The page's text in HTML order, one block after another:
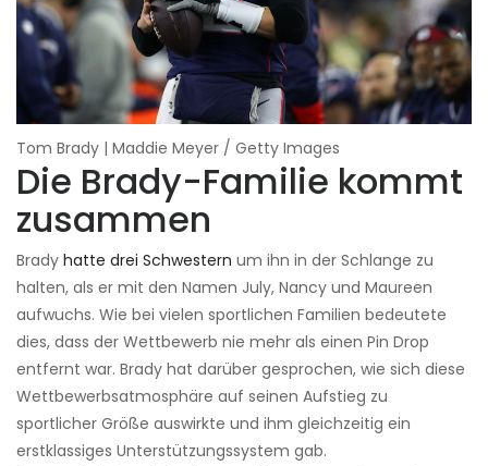
Tom Brady | Maddie Meyer / Getty Images
Die Brady-Familie kommt
zusammen
Brady hatte drei Schwestern um ihn in der Schlange zu
halten, als er mit den Namen July, Nancy und Maureen
aufwuchs. Wie bei vielen sportlichen Familien bedeutete
dies, dass der Wettbewerb nie mehr als einen Pin Drop
entfernt war. Brady hat darüber gesprochen, wie sich diese
Wettbewerbsatmosphäre auf seinen Aufstieg zu
sportlicher Größe auswirkte und ihm gleichzeitig ein
erstklassiges Unterstützungssystem gab.